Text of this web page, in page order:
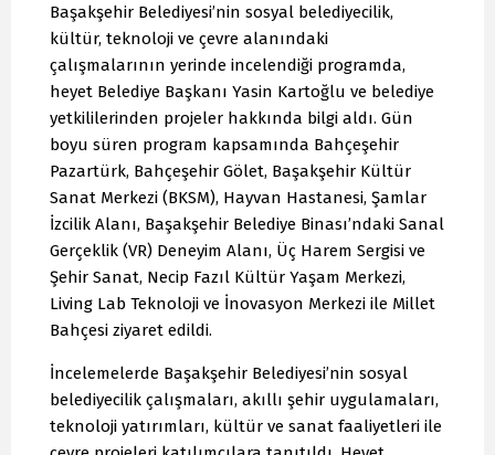
Başakşehir Belediyesi’nin sosyal belediyecilik,
kültür, teknoloji ve çevre alanındaki
çalışmalarının yerinde incelendiği programda,
heyet Belediye Başkanı Yasin Kartoğlu ve belediye
yetkililerinden projeler hakkında bilgi aldı. Gün
boyu süren program kapsamında Bahçeşehir
Pazartürk, Bahçeşehir Gölet, Başakşehir Kültür
Sanat Merkezi (BKSM), Hayvan Hastanesi, Şamlar
İzcilik Alanı, Başakşehir Belediye Binası’ndaki Sanal
Gerçeklik (VR) Deneyim Alanı, Üç Harem Sergisi ve
Şehir Sanat, Necip Fazıl Kültür Yaşam Merkezi,
Living Lab Teknoloji ve İnovasyon Merkezi ile Millet
Bahçesi ziyaret edildi.
İncelemelerde Başakşehir Belediyesi’nin sosyal
belediyecilik çalışmaları, akıllı şehir uygulamaları,
teknoloji yatırımları, kültür ve sanat faaliyetleri ile